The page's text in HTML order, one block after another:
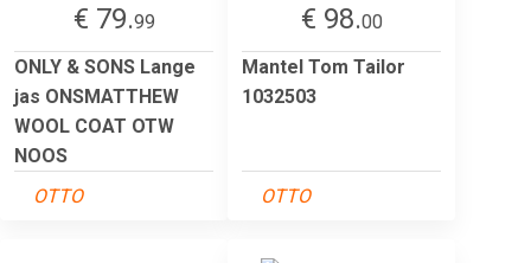
€ 79.99
ONLY & SONS Lange
jas ONSMATTHEW
WOOL COAT OTW
NOOS
OTTO
€ 98.00
Mantel Tom Tailor
1032503
OTTO